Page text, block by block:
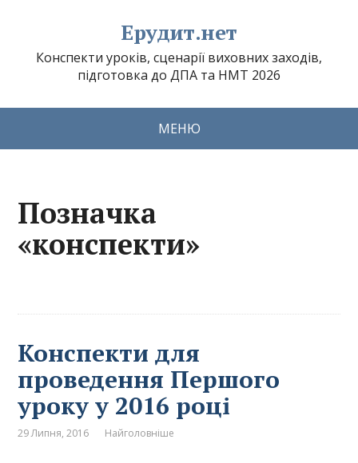
Ерудит.нет
Конспекти уроків, сценарії виховних заходів,
підготовка до ДПА та НМТ 2026
МЕНЮ
Позначка
«конспекти»
Конспекти для
проведення Першого
уроку у 2016 році
29 Липня, 2016 Найголовніше